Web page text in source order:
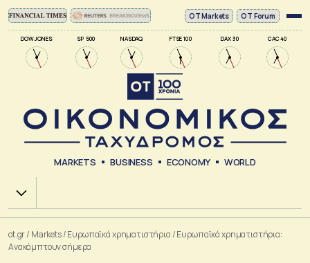
DOW JONES SP 500 NASDAQ FTSE 100 DAX 30 CAC 40
ΟΤ Markets OT Forum
MARKETS BUSINESS ECONOMY WORLD
Χ.Α.
ot.gr/ Markets/Ευρωπαϊκά χρηματιστήρια /Ευρωπαϊκά χρηματιστήρια:
Ανακάμπτουν σήμερα